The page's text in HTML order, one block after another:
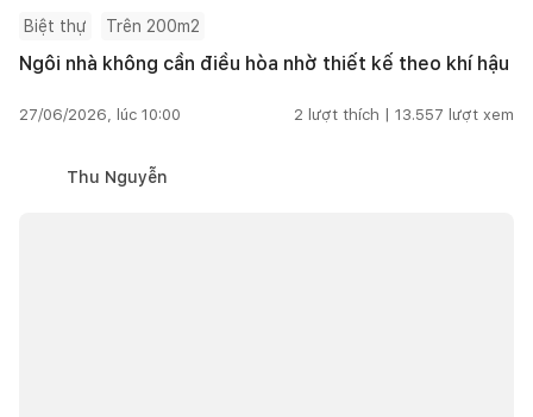
Biệt thự Trên 200m2
Ngôi nhà không cần điều hòa nhờ thiết kế theo khí hậu
27/06/2026, lúc 10:00 2 lượt thích | 13.557 lượt xem
Thu Nguyễn